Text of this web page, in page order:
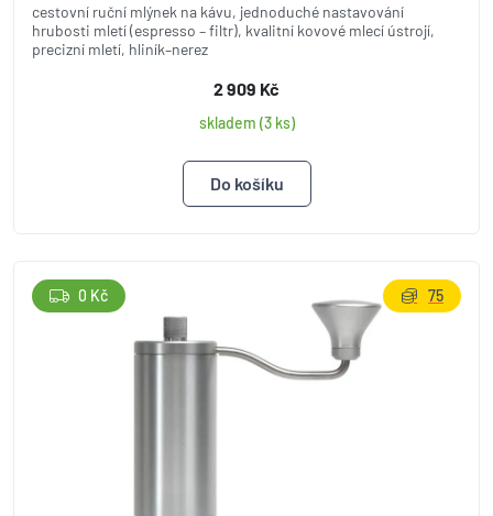
cestovní ruční mlýnek na kávu, jednoduché nastavování
hrubosti mletí (espresso – filtr), kvalitní kovové mlecí ústrojí,
precizní mletí, hliník–nerez
2 909 Kč
skladem (3 ks)
0 Kč 75